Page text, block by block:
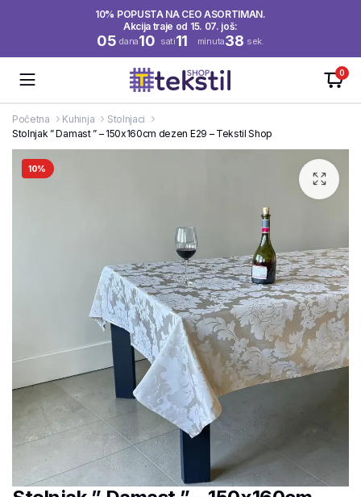
10% POPUSTA NA CEO ASORTIMAN.
Akcija traje od 15. 07. još:
05 dana10 sati11 minuta38 sek.
0
Početna Kuhinja
Stolnjaci
Stolnjak ” Damast ” – 150x160cm dezen E29 – Tekstil Shop
10%